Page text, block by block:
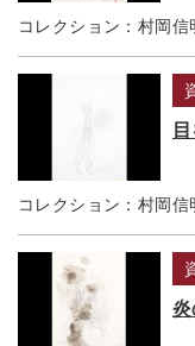
コレクション： 村岡信
コレクション： 村岡信